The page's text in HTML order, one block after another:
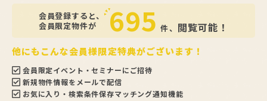
会員登録すると、
会員限定物件が
695 件、 閲覧可能！
他にもこんな会員様限定特典がございます！
会員限定イベント・セミナーにご招待
新規物件情報をメールで配信
お気に入り・検索条件保存マッチング通知機能